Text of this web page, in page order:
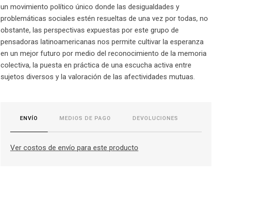
un movimiento político único donde las desigualdades y
problemáticas sociales estén resueltas de una vez por todas, no
obstante, las perspectivas expuestas por este grupo de
pensadoras latinoamericanas nos permite cultivar la esperanza
en un mejor futuro por medio del reconocimiento de la memoria
colectiva, la puesta en práctica de una escucha activa entre
sujetos diversos y la valoración de las afectividades mutuas.
ENVÍO MEDIOS DE PAGO DEVOLUCIONES
Ver costos de envío para este producto